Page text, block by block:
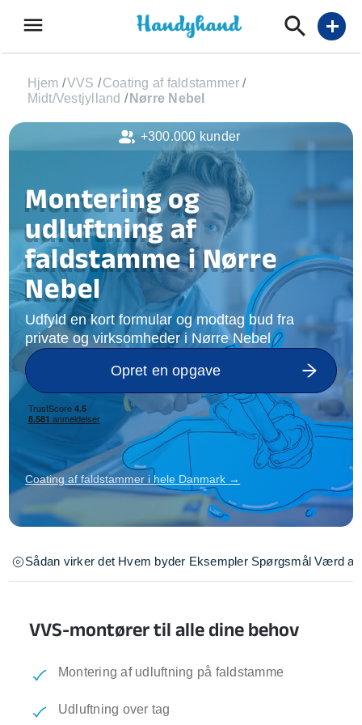
menu add
Hjem /VVS /Coating af faldstammer /
Midt/Vestjylland / Nørre Nebel
Montering og
udluftning af
faldstamme i Nørre
Nebel
Udfyld en kort formular og modtag bud fra
private og virksomheder i Nørre Nebel
Opret en opgave
Coating af faldstammer i hele Danmark →
Sådan virker det Hvem byder Eksempler Spørgsmål Værd at
VVS-montører til alle dine behov
Montering af udluftning på faldstamme
Udluftning over tag
+300.000 kunder